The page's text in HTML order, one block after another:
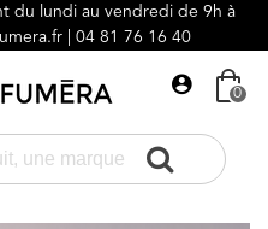
du lundi au vendredi de 9h à
| 04 81 76 16 40
0